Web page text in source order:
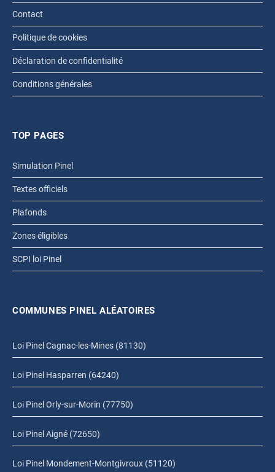
Contact
Politique de cookies
Déclaration de confidentialité
Conditions générales
TOP PAGES
Simulation Pinel
Textes officiels
Plafonds
Zones éligibles
SCPI loi Pinel
COMMUNES PINEL ALÉATOIRES
Loi Pinel Cagnac-les-Mines (81130)
Loi Pinel Hasparren (64240)
Loi Pinel Orly-sur-Morin (77750)
Loi Pinel Aigné (72650)
Loi Pinel Mondement-Montgivroux (51120)